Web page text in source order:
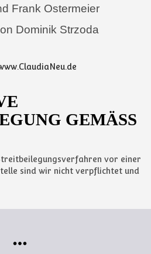
Frank Ostermeier
Dominik Strzoda
GEMÄSS §
vor einer
sind wir nicht verpflichtet und